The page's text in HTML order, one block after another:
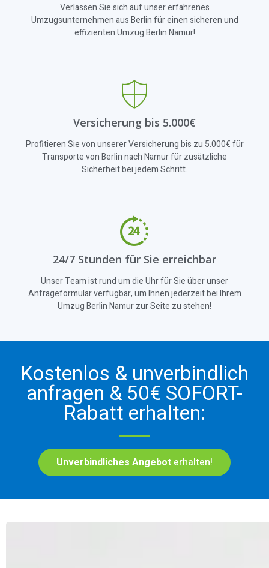
Verlassen Sie sich auf unser erfahrenes
Umzugsunternehmen aus Berlin für einen sicheren und
effizienten Umzug Berlin Namur!
Versicherung bis 5.000€
Profitieren Sie von unserer Versicherung bis zu 5.000€ für
Transporte von Berlin nach Namur für zusätzliche
Sicherheit bei jedem Schritt.
24/7 Stunden für Sie erreichbar
Unser Team ist rund um die Uhr für Sie über unser
Anfrageformular verfügbar, um Ihnen jederzeit bei Ihrem
Umzug Berlin Namur zur Seite zu stehen!
Kostenlos & unverbindlich
anfragen & 50€ SOFORT-
Rabatt erhalten:
Unverbindliches Angebot erhalten!